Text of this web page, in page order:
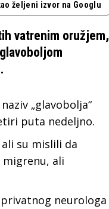
željeni izvor na Googlu
vatrenim oružjem,
„glavobolja“
puta nedeljno.
su mislili da
ali
neurologa